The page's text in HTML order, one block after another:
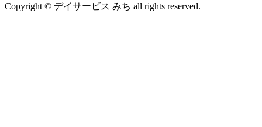
Copyright © デイサービス みち all rights reserved.